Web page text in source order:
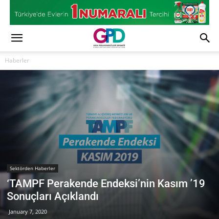
Haberler
Sektörden Haberler
‘TAMPF Perakende Endeksi’nin Kasım ’19
Sonuçları Açıklandı
January 7, 2020